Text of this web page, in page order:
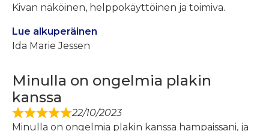
Kivan näköinen, helppokäyttöinen ja toimiva.
Lue alkuperäinen
Ida Marie Jessen
Minulla on ongelmia plakin
kanssa
22/10/2023
Minulla on ongelmia plakin kanssa hampaissani, ja